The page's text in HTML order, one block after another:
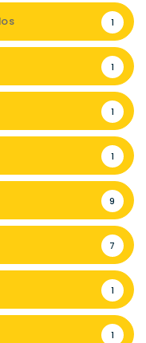
1
1
1
1
9
7
1
1